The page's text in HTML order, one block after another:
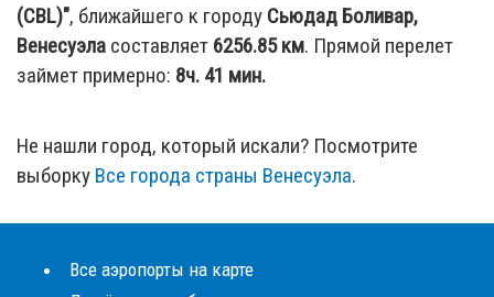
(CBL)", ближайшего к городу Сьюдад Боливар,
Венесуэла составляет 6256.85км. Прямой перелет
займет примерно: 8ч. 41 мин.
Не нашли город, который искали? Посмотрите
выборку Все города страны Венесуэла.
Все аэропорты на карте